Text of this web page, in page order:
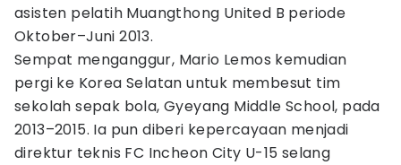
asisten pelatih Muangthong United B periode
Oktober–Juni 2013.
Sempat menganggur, Mario Lemos kemudian
pergi ke Korea Selatan untuk membesut tim
sekolah sepak bola, Gyeyang Middle School, pada
2013–2015. Ia pun diberi kepercayaan menjadi
direktur teknis FC Incheon City U-15 selang